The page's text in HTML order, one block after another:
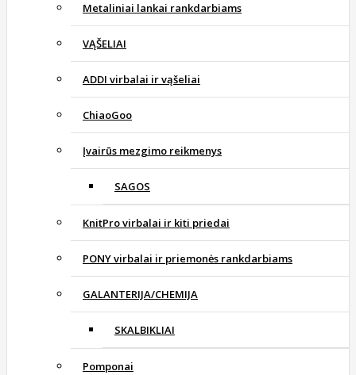
Metaliniai lankai rankdarbiams
VĄŠELIAI
ADDI virbalai ir vąšeliai
ChiaoGoo
Įvairūs mezgimo reikmenys
SAGOS
KnitPro virbalai ir kiti priedai
PONY virbalai ir priemonės rankdarbiams
GALANTERIJA/CHEMIJA
SKALBIKLIAI
Pomponai